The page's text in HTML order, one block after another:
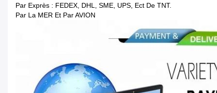
Par Exprès : FEDEX, DHL, SME, UPS, Ect De TNT.
Par La MER Et Par AVION